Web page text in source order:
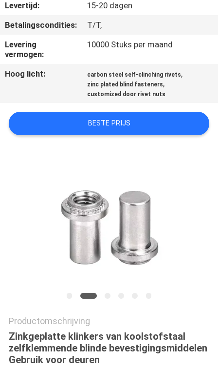
NIEUWS
VERZOEK
OM EEN
CITAAT
SITEMAP
PRIVACYBELEID
Levertijd:
15-20 dagen
Betalingscondities:
T/T,
Levering
vermogen:
10000 Stuks per maand
Hoog licht: carbon steel self-clinching rivets,
zinc plated blind fasteners,
customized door rivet nuts
BESTE PRIJS
Productomschrijving
Zinkgeplatte klinkers van koolstofstaal
zelfklemmende blinde bevestigingsmiddelen
Gebruik voor deuren